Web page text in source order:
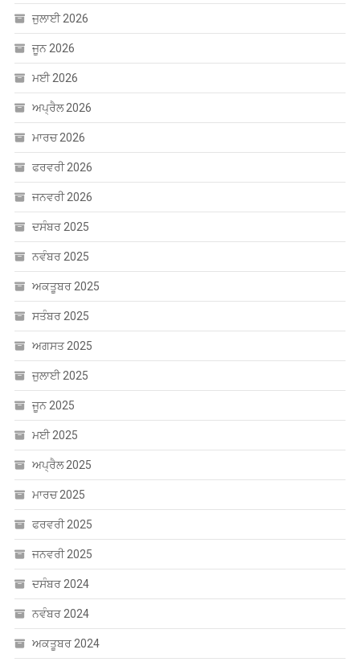
ਮਈ 2026
ਅਪ੍ਰੈਲ 2026
ਮਾਰਚ 2026
ਫਰਵਰੀ 2026
ਜਨਵਰੀ 2026
ਦਸੰਬਰ 2025
ਨਵੰਬਰ 2025
ਅਕਤੂਬਰ 2025
ਸਤੰਬਰ 2025
ਅਗਸਤ 2025
ਜੁਲਾਈ 2025
ਜੂਨ 2025
ਮਈ 2025
ਅਪ੍ਰੈਲ 2025
ਮਾਰਚ 2025
ਫਰਵਰੀ 2025
ਜਨਵਰੀ 2025
ਦਸੰਬਰ 2024
ਨਵੰਬਰ 2024
ਅਕਤੂਬਰ 2024
ਸਤੰਬਰ 2024
ਅਗਸਤ 2024